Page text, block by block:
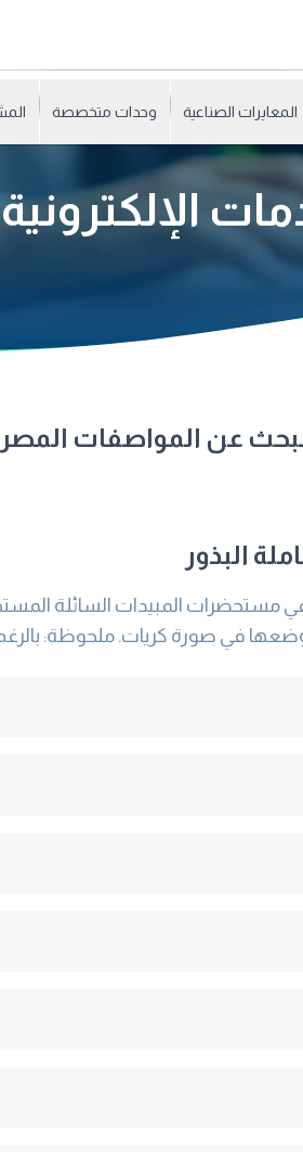
المعايرات الصناعية وحدات متخصصة
عن المواصفات
البذور
مستحضرات المبيدات السائلة
في صورة كريات. ملحوظة: